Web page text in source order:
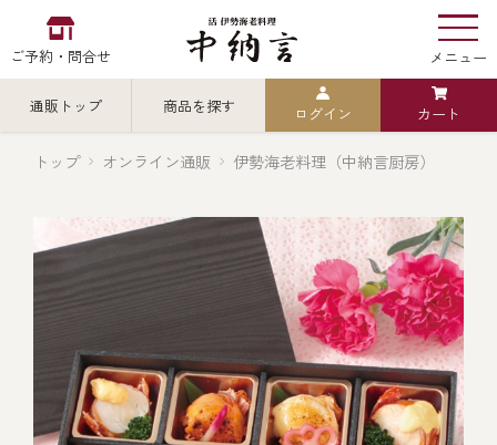
ご予約・問合せ メニュー
中納言のお食い初め
用途・シーン
レストラン
通販トップ 商品を探す
全ての商品を見る
伊勢海老
全ての商品を見る
ごちそう重
ログイン カート
トップ オンライン通販 伊勢海老料理（中納言厨房）